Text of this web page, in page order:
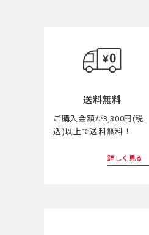
送料無料
ご購入金額が3,300円(税
込)以上で送料無料！
詳しく見る